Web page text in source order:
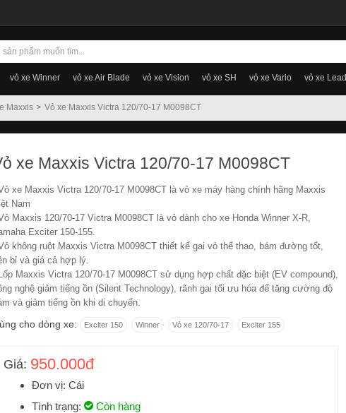
vỏ xe Winner vỏ xe Air Blade vỏ xe Vision vỏ xe SH vỏ xe Vario vỏ xe Lead
Maxxis Vỏ xe Maxxis Victra 120/70-17 M0098CT
xe Maxxis Victra 120/70-17 M0098CT
xe Maxxis Victra 120/70-17 M0098CT là vỏ xe máy hàng chính hãng Maxxis
Nam
Maxxis 120/70-17 Victra M0098CT là vỏ dành cho xe Honda Winner X-R,
Exciter 150-155.
không ruột Maxxis Victra M0098CT thiết kế gai vỏ thể thao, bám đường tốt,
bỉ và giá cả hợp lý.
Maxxis Victra 120/70-17 M0098CT sử dụng hợp chất đặc biệt (EV compound),
nghệ giảm tiếng ồn (Silent Technology), rãnh gai tối ưu hóa để tăng cường độ
và giảm tiếng ồn khi di chuyển.
cho dòng xe: Exciter 150 Winner Vỏ xe 120/70-17 Exciter 155
Giá: 950.000đ
Đơn vị: Cái
Tình trạng:
Còn hàng